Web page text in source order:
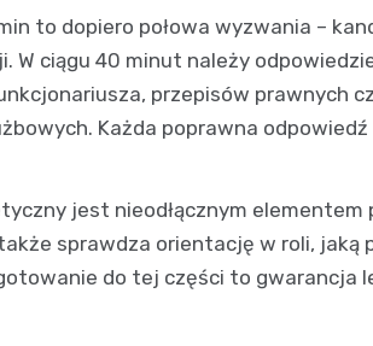
to dopiero połowa wyzwania –
W ciągu 40 minut należy
przepisów prawnych
Każda poprawna
jest nieodłącznym elementem
sprawdza orientację w roli, jaką
do tej części to gwarancja